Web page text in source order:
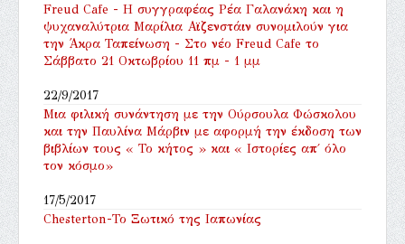
Freud Cafe - Η συγγραφέας Ρέα Γαλανάκη και η
ψυχαναλύτρια Μαρίλια Αϊζενστάιν συνομιλούν για
την Άκρα Ταπείνωση - Στο νέο Freud Cafe το
Σάββατο 21 Οκτωβρίου 11 πμ - 1 μμ
22/9/2017
Μια φιλική συνάντηση με την Ούρσουλα Φώσκολου
και την Παυλίνα Μάρβιν με αφορμή την έκδοση των
βιβλίων τους « Το κήτος » και « Ιστορίες απ΄ όλο
τον κόσμο»
17/5/2017
Chesterton-Το Ξωτικό της Ιαπωνίας